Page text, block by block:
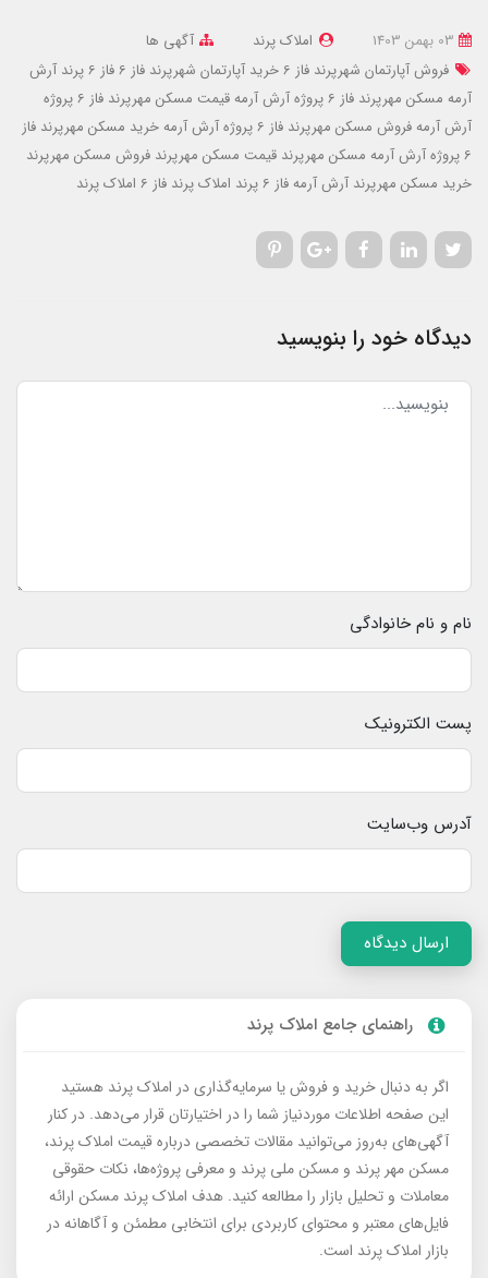
املاک پرند
آگهی ها
فروش آپارتمان شهرپرند فاز 6
خرید آپارتمان شهرپرند فاز 6
فاز 6 پرند آرش
آرمه مسکن مهرپرند فاز 6 پروژه آرش آرمه
قیمت مسکن مهرپرند فاز 6 پروژه
آرش آرمهفروش مسکن مهرپرند فاز 6 پروژه آرش آرمه
خرید مسکن مهرپرند فاز
6 پروژه آرش آرمه
مسکن مهرپرند قیمت مسکن مهرپرند فروش مسکن مهرپرند
خرید مسکن مهرپرند آرش آرمه فاز 6 پرند املاک پرند فاز 6 املاک پرند
دیدگاه خود را بنویسید
نام و نام خانوادگی
پست الکترونیک
آدرس وب‌سایت
ارسال دیدگاه
راهنمای جامع املاک پرند
اگر به دنبال خرید و فروش یا سرمایه‌گذاری در املاک پرند هستید
این صفحه اطلاعات موردنیاز شما را در اختیارتان قرار می‌دهد. در کنار
آگهی‌های به‌روز می‌توانید مقالات تخصصی درباره قیمت املاک پرند،
مسکن مهر پرند و مسکن ملی پرند و معرفی پروژه‌ها، نکات حقوقی
معاملات و تحلیل بازار را مطالعه کنید. هدف املاک پرند مسکن ارائه
فایل‌های معتبر و محتوای کاربردی برای انتخابی مطمئن و آگاهانه در
بازار املاک پرند است.